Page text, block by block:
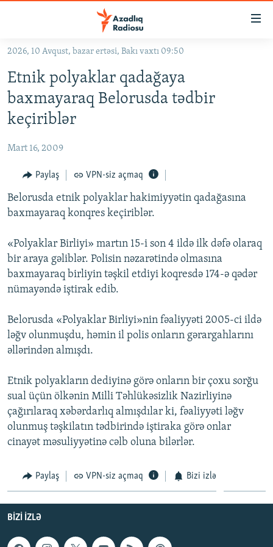
Əsas
qayıt
Əsas
naviqasiyaya
qayıt
#İZAHLA
KORRUPSIOMETR
#ƏSLINDƏ
FƏRQƏ BAX
QANUNI DOĞRU
ARAŞDIRMA
MULTIMEDIA
VIDEO
FOTOQALEREYA
İNFOQRAFIKA
RADIO ARXIV
OXU ZALI
AZƏRBAYCAN ƏDƏBIYYATI KITABXANASI
İZ - MƏDƏNIYYƏT PROQRAMI
HAQQIMIZDA
MISSIYAMIZ
MATERIALLARIMIZDAN ISTIFADƏ
AZADLIQRADIOSU MOBIL TELEFONUNUZDA
XƏBƏR BÜLLETENLƏRIMIZ
BIZI IZLƏ
RFE/RL-in bütün saytları
2026, 10 Avqust, bazar ertəsi, Bakı vaxtı 09:50
Etnik polyaklar qadağaya
baxmayaraq Belorusda tədbir
keçiriblər
Mart 16, 2009
Paylaş VPN-siz açmaq
Belorusda etnik polyaklar hakimiyyətin qadağasına
baxmayaraq konqres keçiriblər.
«Polyaklar Birliyi» martın 15-i son 4 ildə ilk dəfə olaraq
bir araya gəliblər. Polisin nəzarətində olmasına
baxmayaraq birliyin təşkil etdiyi koqresdə 174-ə qədər
nümayəndə iştirak edib.
Belorusda «Polyaklar Birliyi»nin fəaliyyəti 2005-ci ildə
ləğv olunmuşdu, həmin il polis onların gərargahlarını
əllərindən almışdı.
Etnik polyakların dediyinə görə onların bir çoxu sorğu
sual üçün ölkənin Milli Təhlükəsizlik Nazirliyinə
çağırılaraq xəbərdarlıq almışdılar ki, fəaliyyəti ləğv
olunmuş təşkilatın tədbirində iştiraka görə onlar
cinayət məsuliyyətinə cəlb oluna bilərlər.
Paylaş VPN-siz açmaq Bizi izlə
BIZI IZLƏ